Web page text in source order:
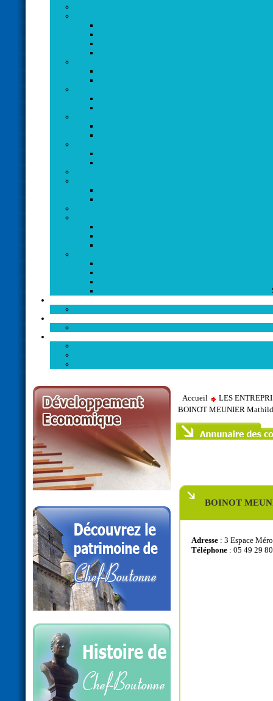
Accueil
LES
BOINOT MEUNIER
BOINOT
Adresse : 3 Espace
Téléphone : 05 49 29